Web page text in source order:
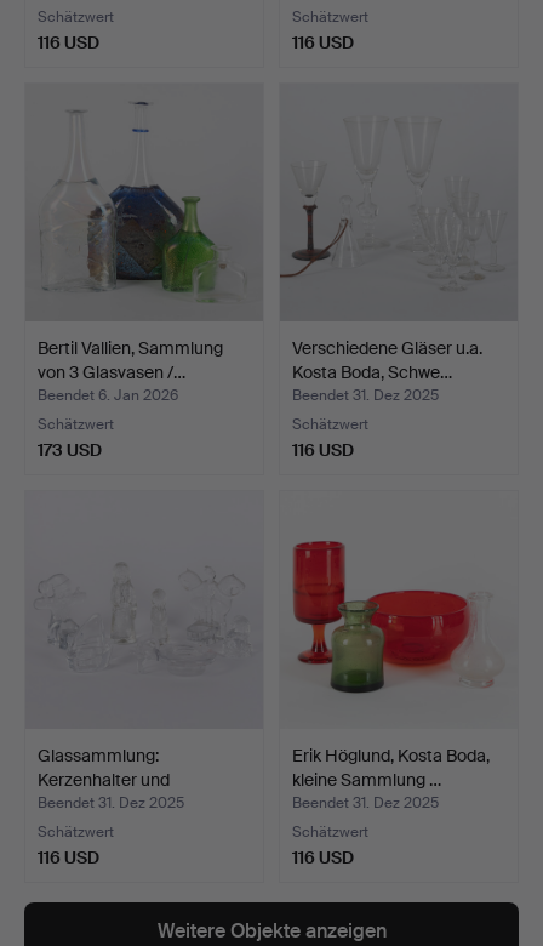
Schätzwert
116 USD
Schätzwert
116 USD
Bertil Vallien, Sammlung
von 3 Glasvasen /…
Beendet 6. Jan 2026
Schätzwert
173 USD
Verschiedene Gläser u.a.
Kosta Boda, Schwe…
Beendet 31. Dez 2025
Schätzwert
116 USD
Glassammlung:
Kerzenhalter und
Glasfiguren…
Beendet 31. Dez 2025
Schätzwert
116 USD
Erik Höglund, Kosta Boda,
kleine Sammlung …
Beendet 31. Dez 2025
Schätzwert
116 USD
Weitere Objekte anzeigen